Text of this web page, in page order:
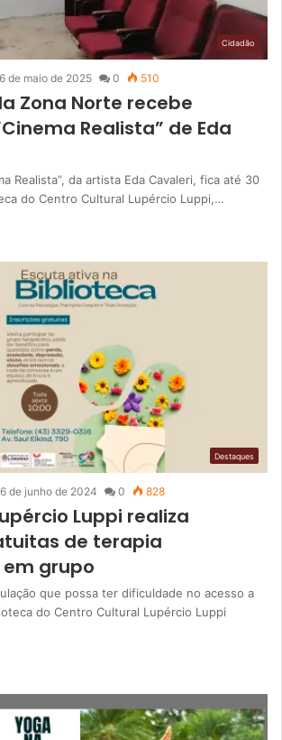
Cidadão
de maio de 2025 0 510
Zona Norte recebe
Realista” de Eda
Realista”, da artista Eda Cavaleri, fica até 30
do Centro Cultural Lupércio Luppi,…
Destaques
de junho de 2024 0 828
Luppi realiza
de terapia
grupo
que possa ter dificuldade no acesso a
do Centro Cultural Lupércio Luppi